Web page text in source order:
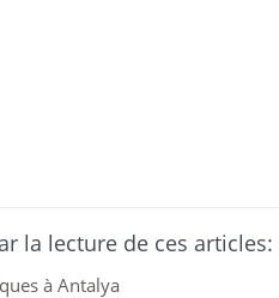
la lecture de ces articles:
à Antalya